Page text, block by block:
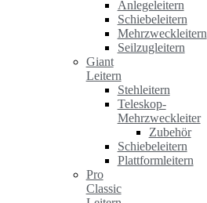
Anlegeleitern
Schiebeleitern
Mehrzweckleitern
Seilzugleitern
Giant
Leitern
Stehleitern
Teleskop-
Mehrzweckleiter
Zubehör
Schiebeleitern
Plattformleitern
Pro
Classic